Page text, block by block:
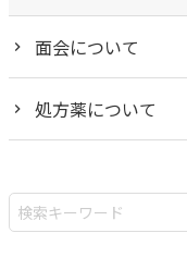
面会について
処方薬について